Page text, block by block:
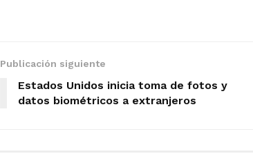
Publicación siguiente
Estados Unidos inicia toma de fotos y
datos biométricos a extranjeros